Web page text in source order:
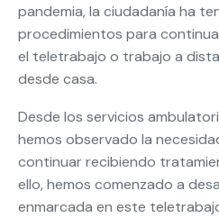
pandemia, la ciudadanía ha
procedimientos para
el teletrabajo o trabajo a
desde casa.
Desde los servicios
hemos observado la
continuar recibiendo
ello, hemos comenzado a
enmarcada en este